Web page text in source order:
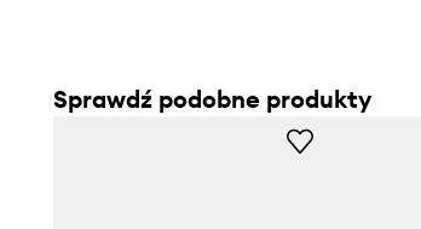
Sprawdź podobne produkty